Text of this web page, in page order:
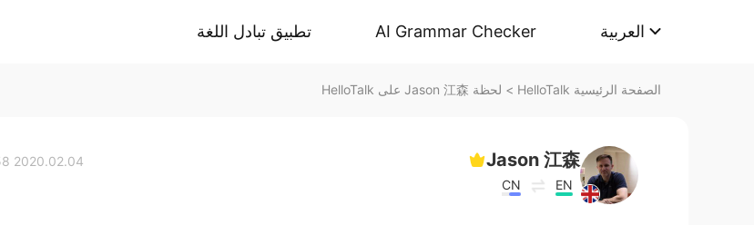
تطبيق تبادل اللغة AI Grammar Checker العربية
الصفحة الرئيسية HelloTalk > لحظة Jason 江森 على HelloTalk
Jason 江森
EN
CN
2020.02.04 00:58